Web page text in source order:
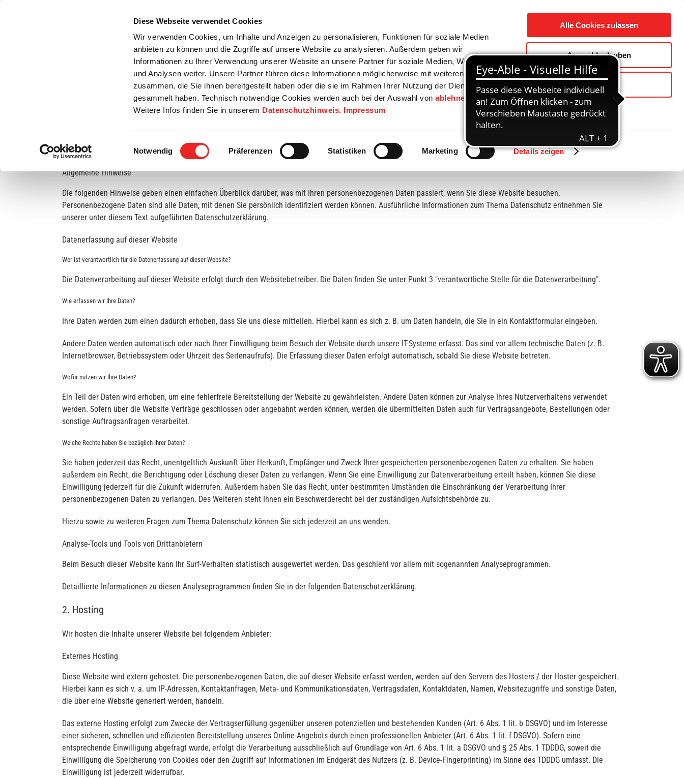
Diese Webseite verwendet Cookies
Wir verwenden Cookies, um Inhalte und Anzeigen zu personalisieren, Funktionen für soziale Medien
anbieten zu können und die Zugriffe auf unsere Website zu analysieren. Außerdem geben wir
Informationen zu Ihrer Verwendung unserer Website an unsere Partner für soziale Medien, Werbung
und Analysen weiter. Unsere Partner führen diese Informationen möglicherweise mit weiteren Daten
zusammen, die Sie ihnen bereitgestellt haben oder die sie im Rahmen Ihrer Nutzung der Dienste
gesammelt haben. Technisch notwendige Cookies werden auch bei der Auswahl vonablehnen
gesetzt.
Weitere Infos finden Sie in unserem Datenschutzhinweis. Impressum
Einwilligungsauswahl
Notwendig Präferenzen Statistiken Marketing Details zeigen
Alle Cookies zulassen
Auswahl erlauben
Ablehnen
Startseite
Bürgerservice Rats- / Bürgerinfo Wirtschaft / Wohnen Bildung / Soziales Touristik / Freizeit Gemeinde / Geschichte
Datenschutz­erklärung
1. Datenschutz auf einen Blick
Allgemeine Hinweise
Die folgenden Hinweise geben einen einfachen Überblick darüber, was mit Ihren personenbezogenen Daten passiert, wenn Sie diese Website besuchen.
Personenbezogene Daten sind alle Daten, mit denen Sie persönlich identifiziert werden können. Ausführliche Informationen zum Thema Datenschutz entnehmen Sie
unserer unter diesem Text aufgeführten Datenschutzerklärung.
Datenerfassung auf dieser Website
Wer ist verantwortlich für die Datenerfassung auf dieser Website?
Die Datenverarbeitung auf dieser Website erfolgt durch den Websitebetreiber. Die Daten finden Sie unter Punkt 3 "verantwortliche Stelle für die Datenverarbeitung".
Wie erfassen wir Ihre Daten?
Ihre Daten werden zum einen dadurch erhoben, dass Sie uns diese mitteilen. Hierbei kann es sich z. B. um Daten handeln, die Sie in ein Kontaktformular eingeben.
Andere Daten werden automatisch oder nach Ihrer Einwilligung beim Besuch der Website durch unsere IT-Systeme erfasst. Das sind vor allem technische Daten (z. B.
Internetbrowser, Betriebssystem oder Uhrzeit des Seitenaufrufs). Die Erfassung dieser Daten erfolgt automatisch, sobald Sie diese Website betreten.
Wofür nutzen wir Ihre Daten?
Ein Teil der Daten wird erhoben, um eine fehlerfreie Bereitstellung der Website zu gewährleisten. Andere Daten können zur Analyse Ihres Nutzerverhaltens verwendet
werden. Sofern über die Website Verträge geschlossen oder angebahnt werden können, werden die übermittelten Daten auch für Vertragsangebote, Bestellungen oder
sonstige Auftragsanfragen verarbeitet.
Welche Rechte haben Sie bezüglich Ihrer Daten?
Sie haben jederzeit das Recht, unentgeltlich Auskunft über Herkunft, Empfänger und Zweck Ihrer gespeicherten personenbezogenen Daten zu erhalten. Sie haben
außerdem ein Recht, die Berichtigung oder Löschung dieser Daten zu verlangen. Wenn Sie eine Einwilligung zur Datenverarbeitung erteilt haben, können Sie diese
Einwilligung jederzeit für die Zukunft widerrufen. Außerdem haben Sie das Recht, unter bestimmten Umständen die Einschränkung der Verarbeitung Ihrer
personenbezogenen Daten zu verlangen. Des Weiteren steht Ihnen ein Beschwerderecht bei der zuständigen Aufsichtsbehörde zu.
Hierzu sowie zu weiteren Fragen zum Thema Datenschutz können Sie sich jederzeit an uns wenden.
Analyse-Tools und Tools von Dritt­anbietern
Beim Besuch dieser Website kann Ihr Surf-Verhalten statistisch ausgewertet werden. Das geschieht vor allem mit sogenannten Analyseprogrammen.
Detaillierte Informationen zu diesen Analyseprogrammen finden Sie in der folgenden Datenschutzerklärung.
2. Hosting
Wir hosten die Inhalte unserer Website bei folgendem Anbieter:
Externes Hosting
Diese Website wird extern gehostet. Die personenbezogenen Daten, die auf dieser Website erfasst werden, werden auf den Servern des Hosters / der Hoster gespeichert.
Hierbei kann es sich v. a. um IP-Adressen, Kontaktanfragen, Meta- und Kommunikationsdaten, Vertragsdaten, Kontaktdaten, Namen, Websitezugriffe und sonstige Daten,
die über eine Website generiert werden, handeln.
Das externe Hosting erfolgt zum Zwecke der Vertragserfüllung gegenüber unseren potenziellen und bestehenden Kunden (Art. 6 Abs. 1 lit. b DSGVO) und im Interesse
einer sicheren, schnellen und effizienten Bereitstellung unseres Online-Angebots durch einen professionellen Anbieter (Art. 6 Abs. 1 lit. f DSGVO). Sofern eine
entsprechende Einwilligung abgefragt wurde, erfolgt die Verarbeitung ausschließlich auf Grundlage von Art. 6 Abs. 1 lit. a DSGVO und § 25 Abs. 1 TDDDG, soweit die
Einwilligung die Speicherung von Cookies oder den Zugriff auf Informationen im Endgerät des Nutzers (z. B. Device-Fingerprinting) im Sinne des TDDDG umfasst. Die
Einwilligung ist jederzeit widerrufbar.